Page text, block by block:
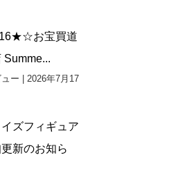
お宝買道
Summe...
ー
2026年7月17
ズフィギュア
新のお知ら